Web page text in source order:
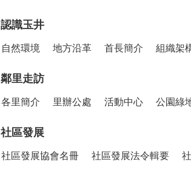
認識玉井
自然環境 地方沿革 首長簡介 組織架
鄰里走訪
各里簡介 里辦公處 活動中心 公園綠
社區發展
社區發展協會名冊 社區發展法令輯要